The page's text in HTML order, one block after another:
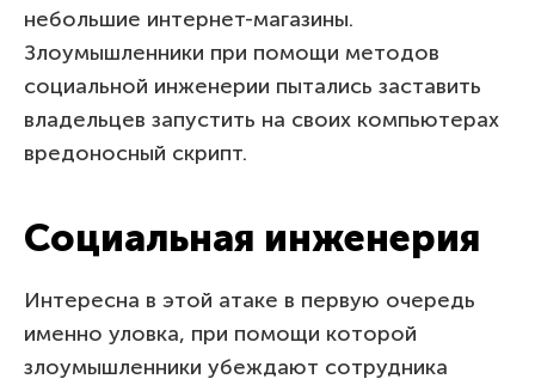
небольшие интернет-магазины.
Злоумышленники при помощи методов
социальной инженерии пытались заставить
владельцев запустить на своих компьютерах
вредоносный скрипт.
Социальная инженерия
Интересна в этой атаке в первую очередь
именно уловка, при помощи которой
злоумышленники убеждают сотрудника